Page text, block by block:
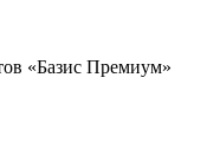
«Базис Премиум»